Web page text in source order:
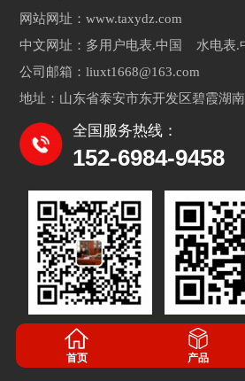
网站网址：www.taxydz.com
中文网址：多用户电表.中国 水电表
公司邮箱：liuxt1668@163.com
地址：山东省泰安市东开发区碧霞湖
全国服务热线：
152-6984-9458
首页 产品